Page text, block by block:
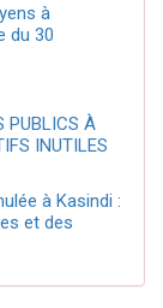
à
du 30
PUBLICS À
INUTILES
à Kasindi :
et des